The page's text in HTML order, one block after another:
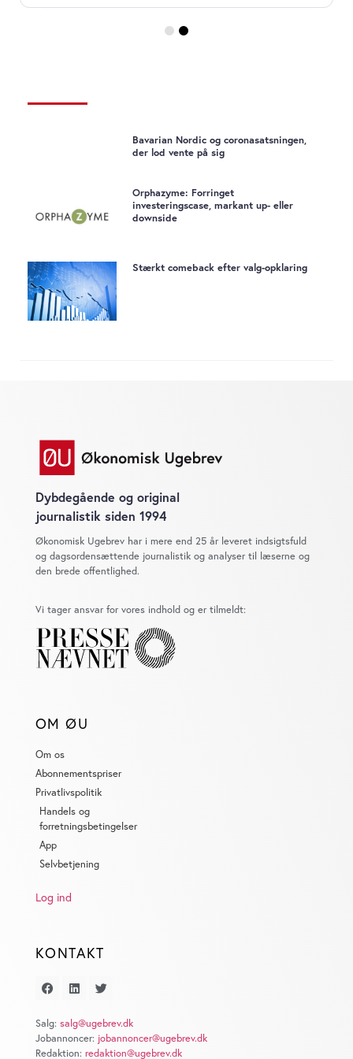
Bavarian Nordic og coronasatsningen,
der lod vente på sig
Orphazyme: Forringet
investeringscase, markant up- eller
downside
Stærkt comeback efter valg-opklaring
Dybdegående og original
journalistik siden 1994
Økonomisk Ugebrev har i mere end 25 år leveret indsigtsfuld
og dagsordensættende journalistik og analyser til læserne og
den brede offentlighed.
Vi tager ansvar for vores indhold og er tilmeldt:
OM ØU
Om os
Abonnementspriser
Privatlivspolitik
Handels og
forretningsbetingelser
App
Selvbetjening
Log ind
KONTAKT
Salg: salg@ugebrev.dk
Jobannoncer: jobannoncer@ugebrev.dk
Redaktion: redaktion@ugebrev.dk